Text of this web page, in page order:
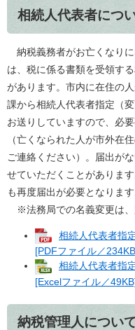
相続人代表者につ
納税義務者がお亡くなり
は、税に係る書類を受領す
があります。市内に在住の
課から相続人代表者指定（
お送りしていますので、必
（亡くなられた人が市外在
ご連絡ください）。届出が
せていただくことがありま
も再度届出が必要となります
※法務局での名義変更は、
相続人代表者指
[PDFファイル／
相続人代表者指
[Excelファイル／
納税管理人につい